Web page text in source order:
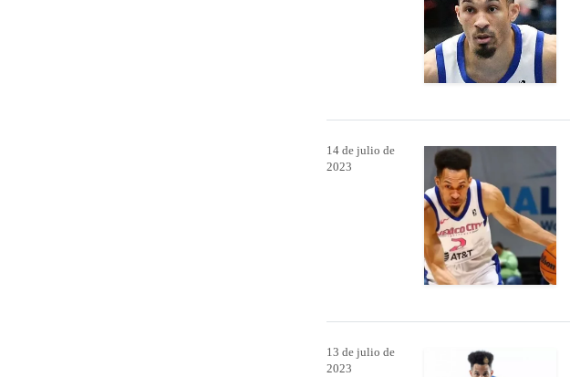
14 de julio de
2023
13 de julio de
2023